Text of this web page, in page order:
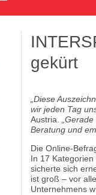
gekürt
„Diese
wir jeden Tag
Austria.
Beratung und
Die Online-
In 17
sicherte sich
ist groß – vor
Unternehmens